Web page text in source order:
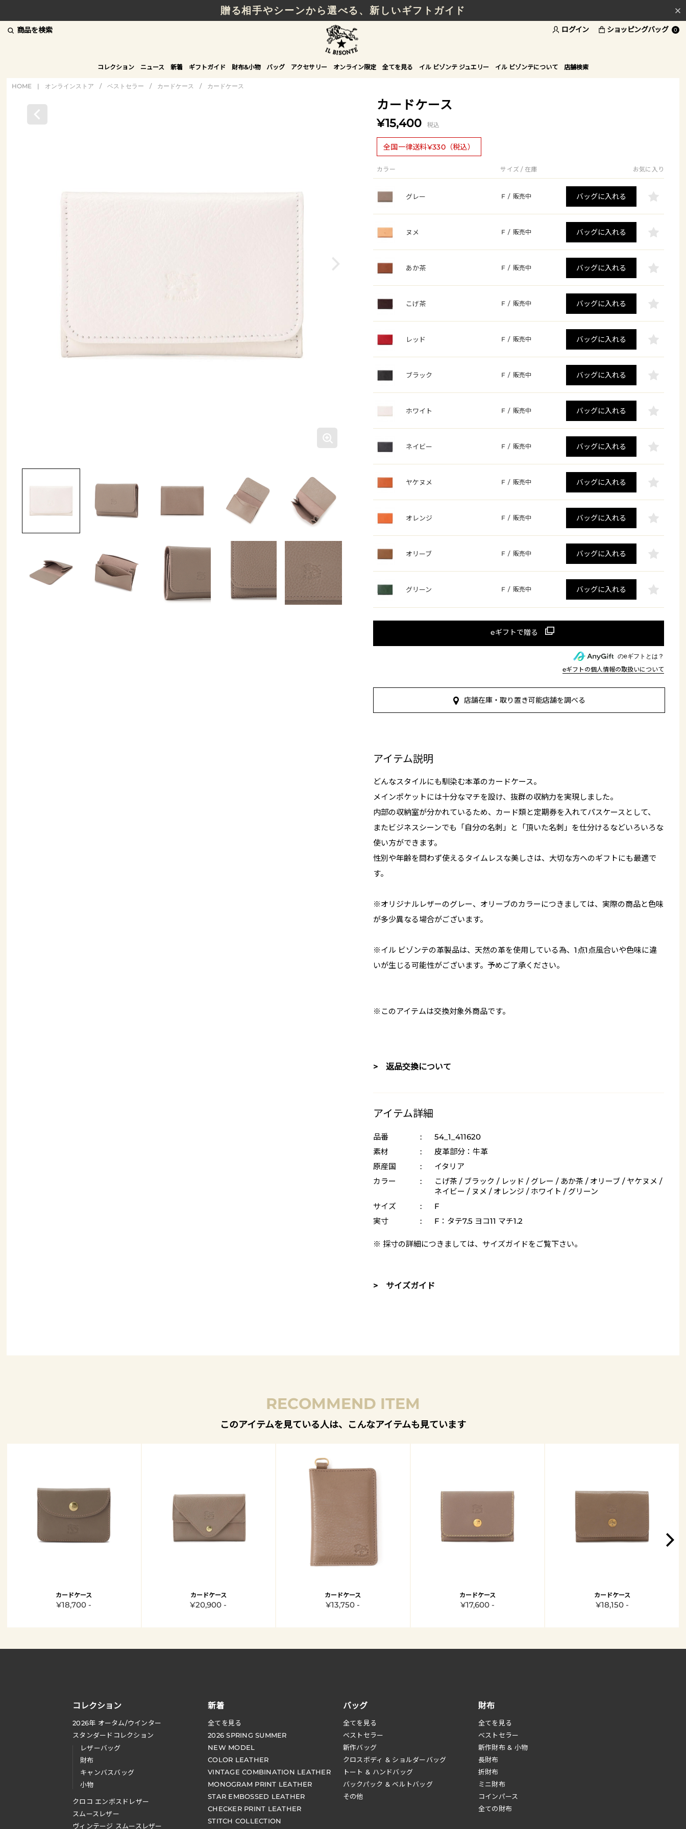
贈る相手やシーンから選べる、新しいギフトガイド
商品を検索 ログイン ショッピングバッグ 0
コレクション ニュース 新着 ギフトガイド 財布&小物 バッグ アクセサリー オンライン限定 全てを見る イル ビゾンテ ジュエリー イル ビゾンテについて 店舗検索
HOME | オンラインストア / ベストセラー / カードケース / カードケース
カードケース
¥15,400 税込
全国一律送料¥330（税込）
カラー サイズ / 在庫 お気に入り
グレー F / 販売中 バッグに入れる
ヌメ F / 販売中 バッグに入れる
あか茶 F / 販売中 バッグに入れる
こげ茶 F / 販売中 バッグに入れる
レッド F / 販売中 バッグに入れる
ブラック F / 販売中 バッグに入れる
ホワイト F / 販売中 バッグに入れる
ネイビー F / 販売中 バッグに入れる
ヤケヌメ F / 販売中 バッグに入れる
オレンジ F / 販売中 バッグに入れる
オリーブ F / 販売中 バッグに入れる
グリーン F / 販売中 バッグに入れる
のeギフトとは？
eギフトの個人情報の取扱いについて
店舗在庫・取り置き可能店舗を調べる
アイテム説明
どんなスタイルにも馴染む本革のカードケース。
メインポケットには十分なマチを設け、抜群の収納力を実現しました。
内部の収納室が分かれているため、カード類と定期券を入れてパスケースとして、
またビジネスシーンでも「自分の名刺」と「頂いた名刺」を仕分けるなどいろいろな
使い方ができます。
性別や年齢を問わず使えるタイムレスな美しさは、大切な方へのギフトにも最適で
す。
※オリジナルレザーのグレー、オリーブのカラーにつきましては、実際の商品と色味
が多少異なる場合がございます。
※イル ビゾンテの革製品は、天然の革を使用している為、1点1点風合いや色味に違
いが生じる可能性がございます。予めご了承ください。
※このアイテムは交換対象外商品です。
> 返品交換について
アイテム詳細
品番 :
54_1_411620
素材
:
皮革部分：牛革
原産国
:
イタリア
カラー
:
こげ茶 / ブラック / レッド / グレー / あか茶 / オリーブ / ヤケヌメ /
ネイビー / ヌメ / オレンジ / ホワイト / グリーン
サイズ
:
F
実寸
: F：タテ7.5 ヨコ11 マチ1.2
※ 採寸の詳細につきましては、 サイズガイドをご覧下さい。
> サイズガイド
RECOMMEND ITEM
このアイテムを見ている人は、こんなアイテムも見ています
カードケース
¥18,700 -
カードケース
¥20,900 -
カードケース
¥13,750 -
カードケース
¥17,600 -
カードケース
¥18,150 -
コレクション
2026年 オータム/ウインター
スタンダードコレクション
レザーバッグ
財布
キャンバスバッグ
小物
クロコ エンボスドレザー
スムースレザー
ヴィンテージ スムースレザー
新着
全てを見る
2026 SPRING SUMMER
NEW MODEL
COLOR LEATHER
VINTAGE COMBINATION LEATHER
MONOGRAM PRINT LEATHER
STAR EMBOSSED LEATHER
CHECKER PRINT LEATHER
STITCH COLLECTION
財布
全てを見る
べストセラー
新作財布 & 小物
長財布
折財布
ミニ財布
コインパース
全ての財布
バッグ
全てを見る
ベストセラー
新作バッグ
クロスボディ & ショルダーバッグ
トート & ハンドバッグ
バックパック & ベルトバッグ
その他